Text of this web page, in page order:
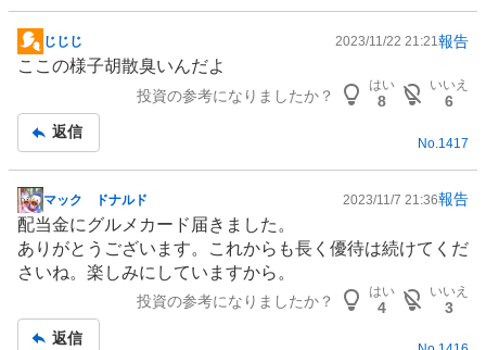
掲
示
事
じじじ 2023/11/22 21:21報告
ここの様子胡散臭いんだよ
投資の参考になりましたか？
はい
8
いいえ
6
返信
No. 1417
掲
示
板
記
マック ドナルド 2023/11/7 21:36報告
配当金にグルメカード届きました。
ありがとうございます。これからも長く優待は続けてくだ
さいね。楽しみにしていますから。
投資の参考になりましたか？
はい
4
いいえ
3
返信